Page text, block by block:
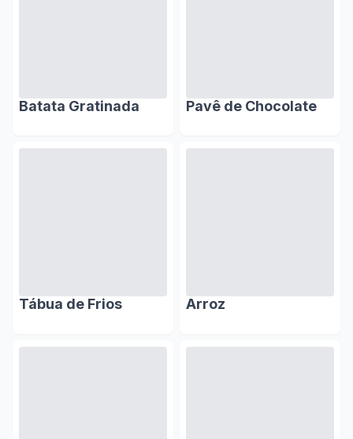
Batata Gratinada Pavê de Chocolate
Tábua de Frios Arroz